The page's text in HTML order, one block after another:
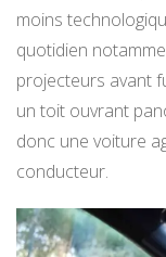
moins
quotidien
projecteurs avant
un toit ouvrant
donc une voiture
conducteur.